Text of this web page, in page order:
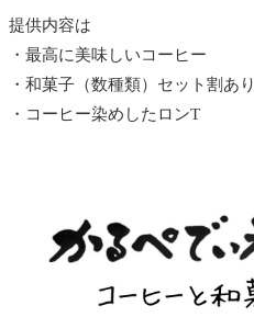
提供内容は
・最高に美味しいコーヒー
・和菓子（数種類） セット割あり
・コーヒー染めしたロンT